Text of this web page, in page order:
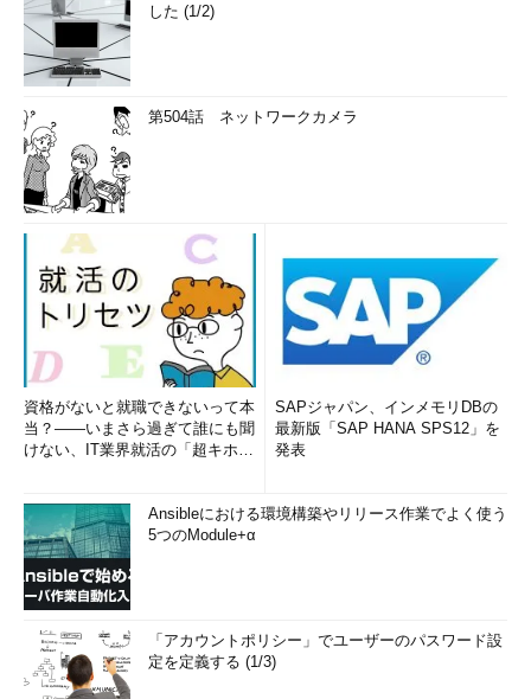
した (1/2)
第504話 ネットワークカメラ
資格がないと就職できないって本
当？――いまさら過ぎて誰にも聞
けない、IT業界就活の「超キホ
SAPジャパン、インメモリDBの
最新版「SAP HANA SPS12」を
発表
Ansibleにおける環境構築やリリース作業でよく使う
5つのModule+α
「アカウントポリシー」でユーザーのパスワード設
定を定義する (1/3)